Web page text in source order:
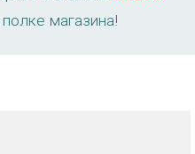
магазина!